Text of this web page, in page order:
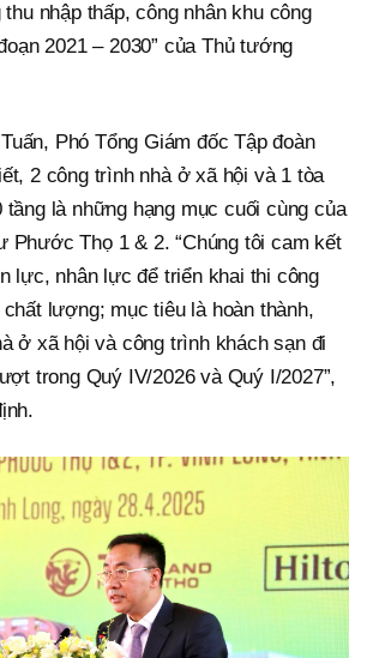
nhập thấp, công nhân khu công
2021 – 2030” của Thủ tướng
Phó Tổng Giám đốc Tập đoàn
2 công trình nhà ở xã hội và 1 tòa
tầng là những hạng mục cuối cùng của
Phước Thọ 1 & 2. “Chúng tôi cam kết
lực, nhân lực để triển khai thi công
lượng; mục tiêu là hoàn thành,
ở xã hội và công trình khách sạn đi
trong Quý IV/2026 và Quý I/2027”,